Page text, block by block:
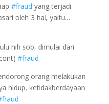
#fraud yang terjadi
oleh 3 hal, yaitu…
nih sob, dimulai dari
#fraud
orang melakukan
hidup, ketidakberdayaan